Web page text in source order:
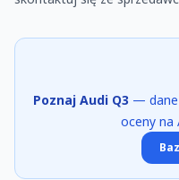
Poznaj Audi Q3 — dane
oceny na